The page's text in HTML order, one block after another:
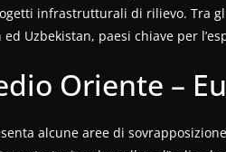
infrastrutturali di rilievo. Tra
Uzbekistan, paesi chiave per
Oriente –
alcune aree di